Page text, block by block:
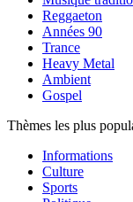
Reggaeton
Années 90
Trance
Heavy Metal
Ambient
Gospel
Thèmes les plus
Informations
Culture
Sports